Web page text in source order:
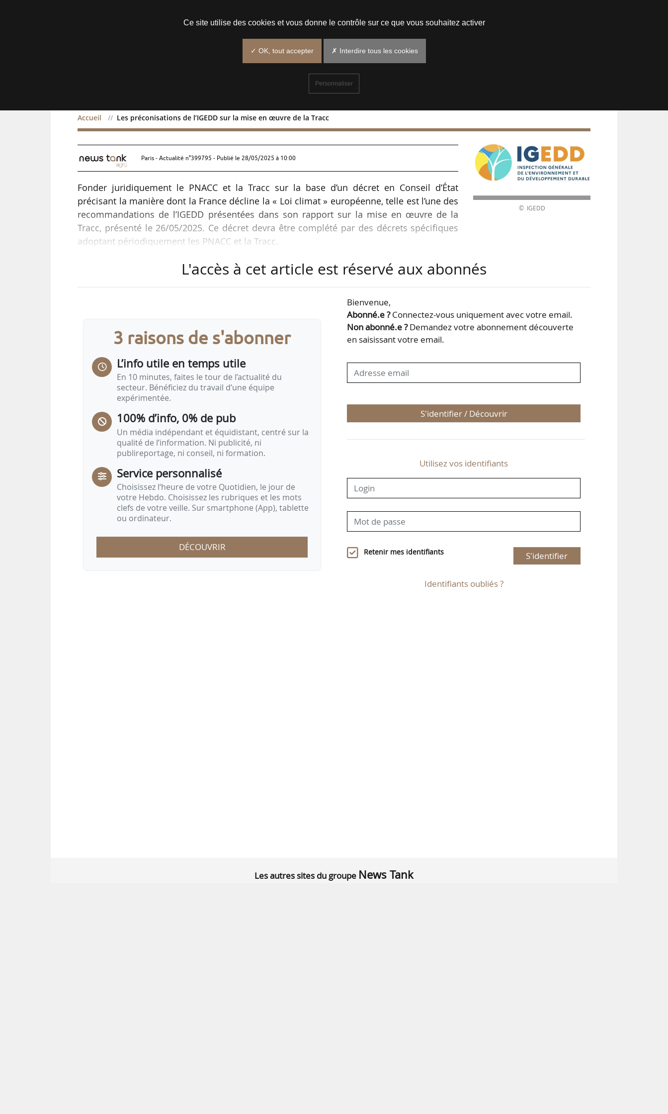
Accueil Les préconisations de l’IGEDD sur la mise en œuvre de la Tracc
Les préconisations de l’IGEDD sur la mise en œuvre de la Tracc
Paris - Actualité n°399795 - Publié le 28/05/2025 à 10:00
Fonder juridiquement le PNACC et la Tracc sur la base d’un décret en Conseil d’État
précisant la manière dont la France décline la « Loi climat » européenne, telle est l’une des
recommandations de l’IGEDD présentées dans son rapport sur la mise en œuvre de la
Tracc, présenté le 26/05/2025. Ce décret devra être complété par des décrets spécifiques
adoptant périodiquement les PNACC et la Tracc.
Dans son rapport pour la mise en œuvre de la Tracc dans les politiques de
référence universelle unique mais d’enclencher un processus progressif d’adaptation
fondé sur des méthodes robustes et des données fiables et facilement…
© IGEDD
L'accès à cet article est réservé aux abonnés
3 raisons de s'abonner
L’info utile en temps utile
En 10 minutes, faites le tour de l’actualité du
secteur. Bénéficiez du travail d’une équipe
expérimentée.
100% d’info, 0% de pub
Un média indépendant et équidistant, centré sur la
qualité de l’information. Ni publicité, ni
publireportage, ni conseil, ni formation.
Service personnalisé
Choisissez l‘heure de votre Quotidien, le jour de
votre Hebdo. Choisissez les rubriques et les mots
clefs de votre veille. Sur smartphone (App), tablette
ou ordinateur.
DÉCOUVRIR
Bienvenue,
Abonné.e ?Connectez-vous uniquement avec votre email.
Non abonné.e ?Demandez votre abonnement découverte
en saisissant votre email.
S'identifier / Découvrir
Utilisez vos identifiants
Retenir mes identifiants S'identifier
Identifiants oubliés ?
Les autres sites du groupe News Tank
Ce site utilise des cookies et vous donne le contrôle sur ce que vous souhaitez activer
✓ OK, tout accepter ✗ Interdire tous les cookies
Personnaliser